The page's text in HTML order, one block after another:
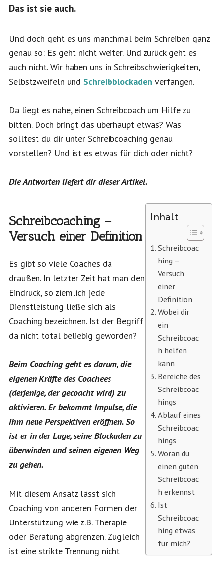
Das ist sie auch.
Und doch geht es uns manchmal beim Schreiben ganz
genau so: Es geht nicht weiter. Und zurück geht es
auch nicht. Wir haben uns in Schreibschwierigkeiten,
Selbstzweifeln und Schreibblockaden verfangen.
Da liegt es nahe, einen Schreibcoach um Hilfe zu
bitten. Doch bringt das überhaupt etwas? Was
solltest du dir unter Schreibcoaching genau
vorstellen? Und ist es etwas für dich oder nicht?
Die Antworten liefert dir dieser Artikel.
Inhalt
Schreibcoac
hing –
Versuch
einer
Definition
Wobei dir
ein
Schreibcoac
h helfen
kann
Bereiche des
Schreibcoac
hings
Ablauf eines
Schreibcoac
hings
Woran du
einen guten
Schreibcoac
h erkennst
Ist
Schreibcoac
hing etwas
für mich?
Schreibcoaching –
Versuch einer Definition
Es gibt so viele Coaches da
draußen. In letzter Zeit hat man den
Eindruck, so ziemlich jede
Dienstleistung ließe sich als
Coaching bezeichnen. Ist der Begriff
da nicht total beliebig geworden?
Beim Coaching geht es darum, die
eigenen Kräfte des Coachees
(derjenige, der gecoacht wird) zu
aktivieren. Er bekommt Impulse, die
ihm neue Perspektiven eröffnen. So
ist er in der Lage, seine Blockaden zu
überwinden und seinen eigenen Weg
zu gehen.
Mit diesem Ansatz lässt sich
Coaching von anderen Formen der
Unterstützung wie z.B. Therapie
oder Beratung abgrenzen. Zugleich
ist eine strikte Trennung nicht